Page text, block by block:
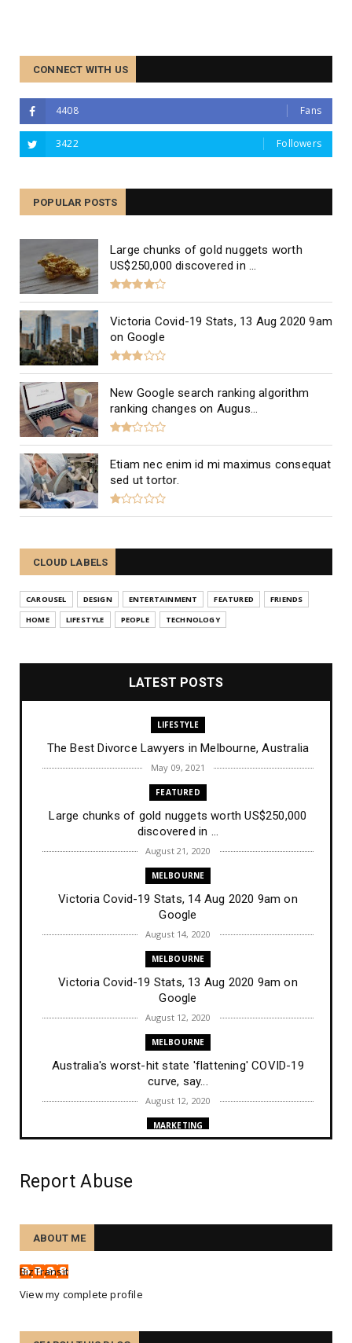
CONNECT WITH US
4408 Fans
3422 Followers
POPULAR POSTS
Melbourne, Australia
Large chunks of gold nuggets worth
US$250,000 discovered in ...
Victoria Covid-19 Stats, 13 Aug 2020 9am
on Google
New Google search ranking algorithm
ranking changes on Augus...
Etiam nec enim id mi maximus consequat
sed ut tortor.
CLOUD LABELS
CAROUSEL DESIGN ENTERTAINMENT FEATURED
FRIENDS
HOME
LIFESTYLE PEOPLE TECHNOLOGY
LATEST POSTS
LIFESTYLE
The Best Divorce Lawyers in Melbourne, Australia
May 09, 2021
FEATURED
Large chunks of gold nuggets worth US$250,000
discovered in ...
August 21, 2020
MELBOURNE
Victoria Covid-19 Stats, 14 Aug 2020 9am on
Google
August 14, 2020
MELBOURNE
Victoria Covid-19 Stats, 13 Aug 2020 9am on
Google
August 12, 2020
MELBOURNE
Australia's worst-hit state 'flattening' COVID-19
curve, say...
August 12, 2020
MARKETING
Etiam nec enim id mi maximus consequat sed ut
tortor.
consectetur.
Report Abuse
ABOUT ME
BizTransit
View my complete profile